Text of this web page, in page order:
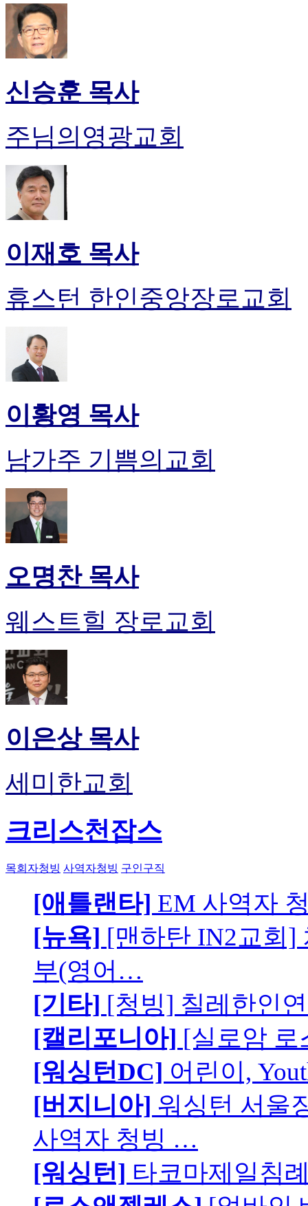
신승훈 목사
주님의영광교회
이재호 목사
휴스턴 한인중앙장로교회
이황영 목사
남가주 기쁨의교회
오명찬 목사
웨스트힐 장로교회
이은상 목사
세미한교회
크리스천잡스
목회자청빙 사역자청빙 구인구직
[애틀랜타] EM 사역자
[뉴욕] [맨하탄 IN2교회]
부(영어…
[기타] [청빙] 칠레한인
[캘리포니아] [실로암 로
[워싱턴DC] 어린이,
[버지니아] 워싱턴 서울
사역자 청빙 …
[워싱턴] 타코마제일침